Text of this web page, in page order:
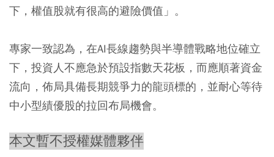
下，權值股就有很高的避險價值」。
專家一致認為，在AI長線趨勢與半導體戰略地位確立
下，投資人不應急於預設指數天花板，而應順著資金
流向，佈局具備長期競爭力的龍頭標的，並耐心等待
中小型績優股的拉回布局機會。
本文暫不授權媒體夥伴